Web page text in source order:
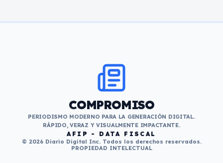
COMPROMISO
PERIODISMO MODERNO PARA LA GENERACIÓN DIGITAL.
RÁPIDO, VERAZ Y VISUALMENTE IMPACTANTE.
AFIP - DATA FISCAL
© 2026 Diario Digital Inc. Todos los derechos reservados.
PROPIEDAD INTELECTUAL